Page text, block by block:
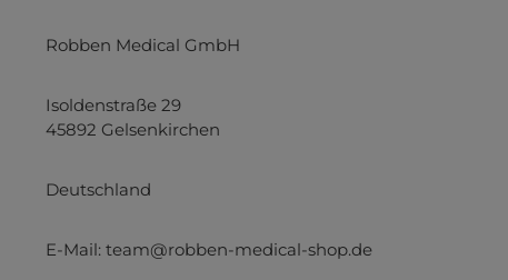
Robben Medical GmbH
Isoldenstraße 29
45892 Gelsenkirchen
Deutschland
E-Mail: team@robben-medical-shop.de